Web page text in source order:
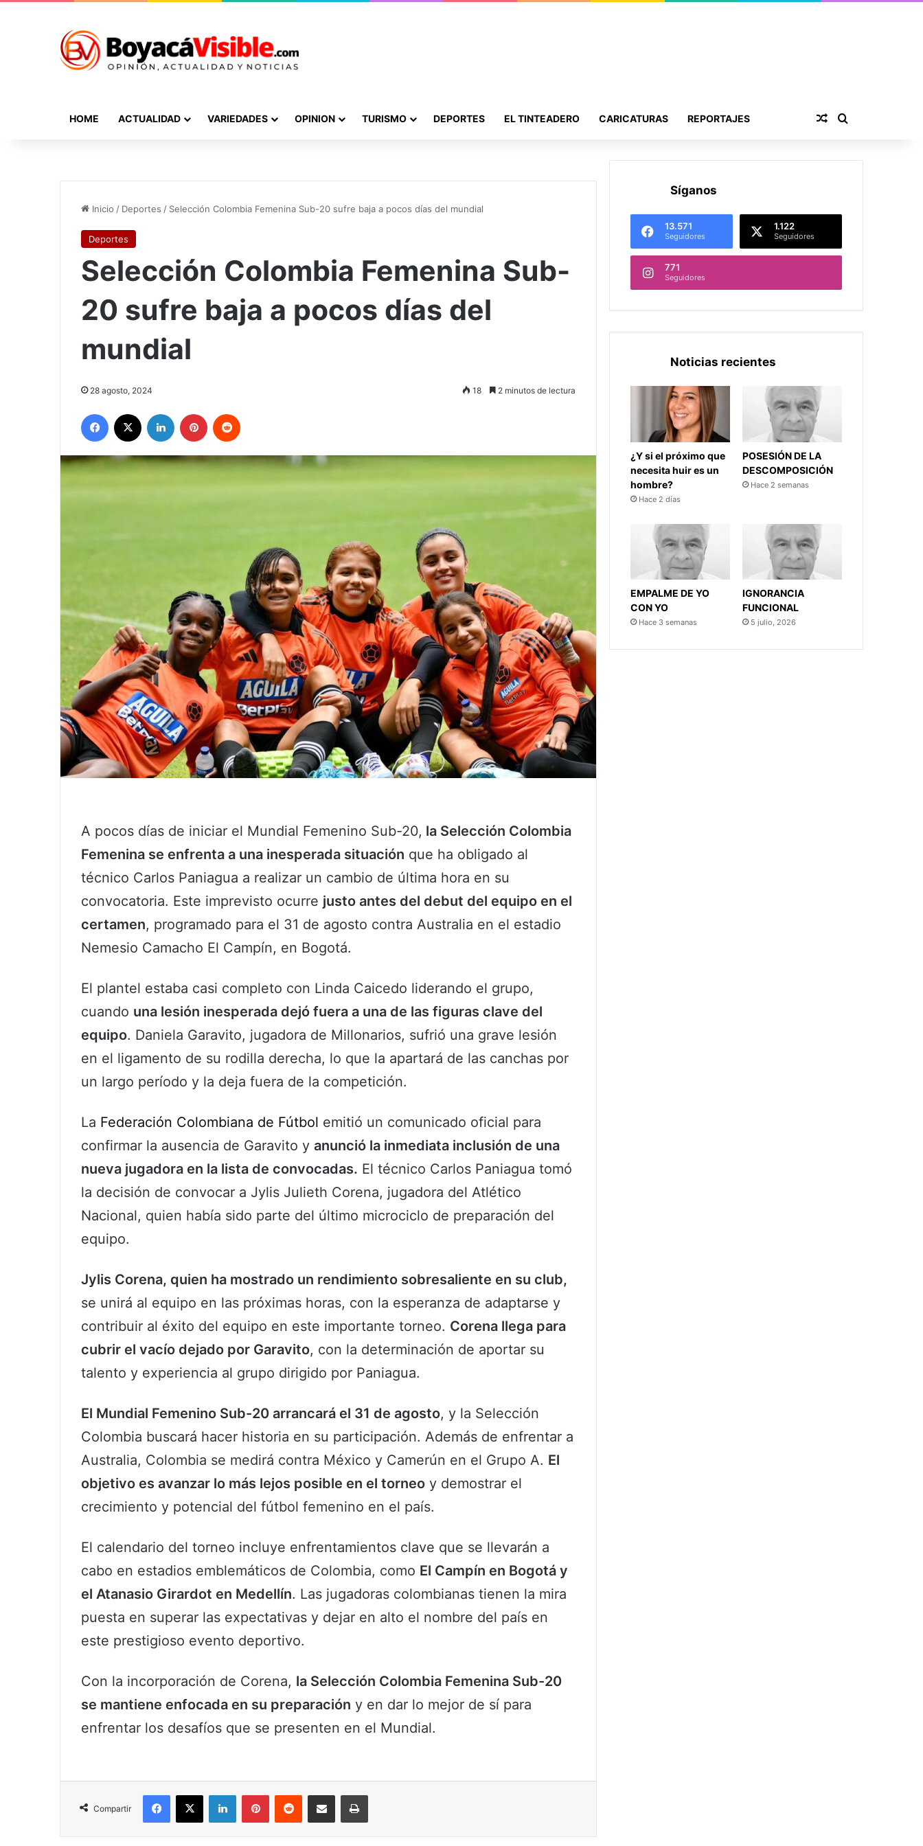
HOME ACTUALIDAD VARIEDADES OPINION TURISMO DEPORTES EL TINTEADERO CARICATURAS REPORTAJES Publicación al
Inicio / Deportes / Selección Colombia Femenina Sub-20 sufre baja a pocos días del mundial
Deportes
Selección Colombia Femenina Sub-
20 sufre baja a pocos días del
mundial
28 agosto, 2024 18 2 minutos de lectura
Facebook LinkedIn Pinterest
A pocos días de iniciar el Mundial Femenino Sub-20, la Selección Colombia
Femenina se enfrenta a una inesperada situación que ha obligado al
técnico Carlos Paniagua a realizar un cambio de última hora en su
convocatoria. Este imprevisto ocurre justo antes del debut del equipo en el
certamen, programado para el 31 de agosto contra Australia en el estadio
Nemesio Camacho El Campín, en Bogotá.
El plantel estaba casi completo con Linda Caicedo liderando el grupo,
cuando una lesión inesperada dejó fuera a una de las figuras clave del
equipo. Daniela Garavito, jugadora de Millonarios, sufrió una grave lesión
en el ligamento de su rodilla derecha, lo que la apartará de las canchas por
un largo período y la deja fuera de la competición.
La Federación Colombiana de Fútbol emitió un comunicado oficial para
confirmar la ausencia de Garavito y anunció la inmediata inclusión de una
nueva jugadora en la lista de convocadas. El técnico Carlos Paniagua tomó
la decisión de convocar a Jylis Julieth Corena, jugadora del Atlético
Nacional, quien había sido parte del último microciclo de preparación del
equipo.
Jylis Corena, quien ha mostrado un rendimiento sobresaliente en su club,
se unirá al equipo en las próximas horas, con la esperanza de adaptarse y
contribuir al éxito del equipo en este importante torneo. Corena llega para
cubrir el vacío dejado por Garavito, con la determinación de aportar su
talento y experiencia al grupo dirigido por Paniagua.
El Mundial Femenino Sub-20 arrancará el 31 de agosto, y la Selección
Colombia buscará hacer historia en su participación. Además de enfrentar a
Australia, Colombia se medirá contra México y Camerún en el Grupo A. El
objetivo es avanzar lo más lejos posible en el torneo y demostrar el
crecimiento y potencial del fútbol femenino en el país.
El calendario del torneo incluye enfrentamientos clave que se llevarán a
cabo en estadios emblemáticos de Colombia, como El Campín en Bogotá y
el Atanasio Girardot en Medellín. Las jugadoras colombianas tienen la mira
puesta en superar las expectativas y dejar en alto el nombre del país en
este prestigioso evento deportivo.
Con la incorporación de Corena, la Selección Colombia Femenina Sub-20
se mantiene enfocada en su preparación y en dar lo mejor de sí para
enfrentar los desafíos que se presenten en el Mundial.
Compartir
Facebook
X LinkedInPinterestReddit Compartir por correo electrónicoImprimir
Síganos
13.571
Seguidores
1.122
Seguidores
771
Seguidores
Noticias recientes
¿Y si el próximo que
necesita huir es un
hombre?
Hace 2 días
POSESIÓN DE LA
DESCOMPOSICIÓN
Hace 2 semanas
EMPALME DE YO
CON YO
Hace 3 semanas
IGNORANCIA
FUNCIONAL
5 julio, 2026